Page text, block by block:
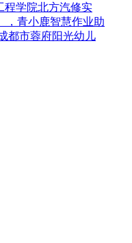
程学院北方汽修实
，青小鹿智慧作业助
都市蓉府阳光幼儿